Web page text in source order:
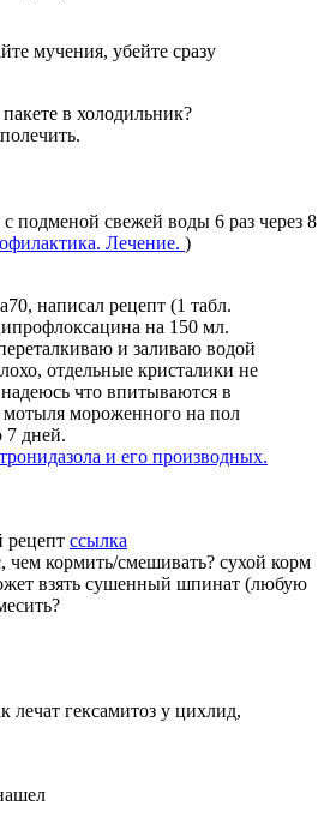
мучения, убейте сразу
в холодильник?
подменой свежей воды 6 раз через 8
Лечение. )
написал рецепт (1 табл.
на 150 мл.
и заливаю водой
отдельные кристалики не
что впитываются в
мороженного на пол
7 дней.
и его производных.
рецепт ссылка
чем кормить/смешивать? сухой корм
взять сушенный шпинат (любую
лечат гексамитоз у цихлид,